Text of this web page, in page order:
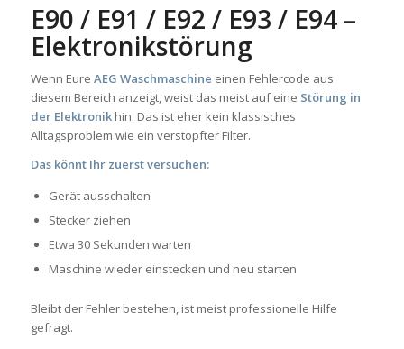
E90 / E91 / E92 / E93 / E94 –
Elektronikstörung
Wenn Eure AEG Waschmaschine einen Fehlercode aus
diesem Bereich anzeigt, weist das meist auf eine Störung in
der Elektronikhin. Das ist eher kein klassisches
Alltagsproblem wie ein verstopfter Filter.
Das könnt Ihr zuerst versuchen:
Gerät ausschalten
Stecker ziehen
Etwa 30 Sekunden warten
Maschine wieder einstecken und neu starten
Bleibt der Fehler bestehen, ist meist professionelle Hilfe
gefragt.